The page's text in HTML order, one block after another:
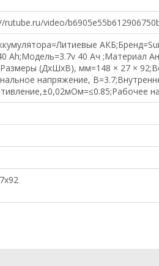
rutube.ru/video/
Ah;Модель=3.7v 40 Ач ;Материал
(ДхШхВ), мм=148 × 27 ×
напряжение,